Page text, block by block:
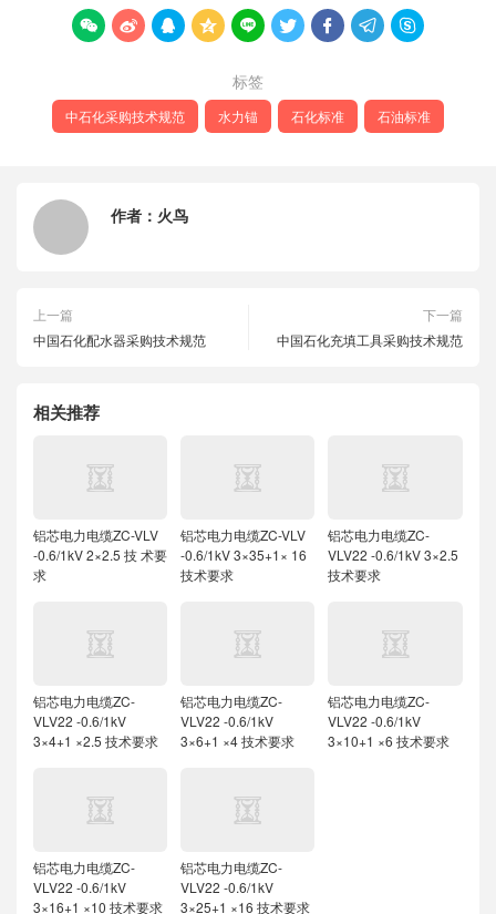
        
标签
中石化采购技术规范 水力锚 石化标准 石油标准
作者： 火鸟
上一篇
中国石化配水器采购技术规范
下一篇
中国石化充填工具采购技术规范
相关推荐
铝芯电力电缆ZC-VLV
-0.6/1kV 2×2.5 技 术要
求
铝芯电力电缆ZC-VLV
-0.6/1kV 3×35+1× 16
技术要求
铝芯电力电缆ZC-
VLV22 -0.6/1kV 3×2.5
技术要求
铝芯电力电缆ZC-
VLV22 -0.6/1kV
3×4+1 ×2.5 技术要求
铝芯电力电缆ZC-
VLV22 -0.6/1kV
3×6+1 ×4 技术要求
铝芯电力电缆ZC-
VLV22 -0.6/1kV
3×10+1 ×6 技术要求
铝芯电力电缆ZC-
VLV22 -0.6/1kV
3×16+1 ×10 技术要求
铝芯电力电缆ZC-
VLV22 -0.6/1kV
3×25+1 ×16 技术要求